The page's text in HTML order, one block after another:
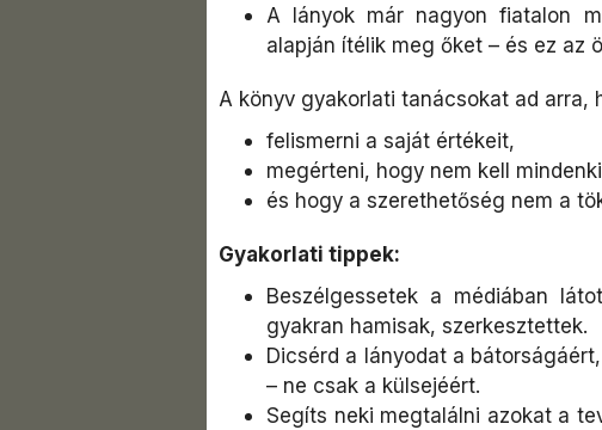
A lányok már nagyon fiatalon
alapján ítélik meg őket – és ez az
A könyv gyakorlati tanácsokat ad arra,
felismerni a saját értékeit,
megérteni, hogy nem kell
és hogy a szerethetőség nem a
Gyakorlati tippek:
Beszélgessetek a médiában
gyakran hamisak, szerkesztettek.
Dicsérd a lányodat a
– ne csak a külsejéért.
Segíts neki megtalálni azokat a